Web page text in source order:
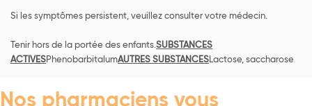
Si les symptômes persistent, veuillez consulter votre médecin.
Tenir hors de la portée des enfants.SUBSTANCES
ACTIVESPhenobarbitalumAUTRES SUBSTANCESLactose, saccharose
Nos pharmaciens vous